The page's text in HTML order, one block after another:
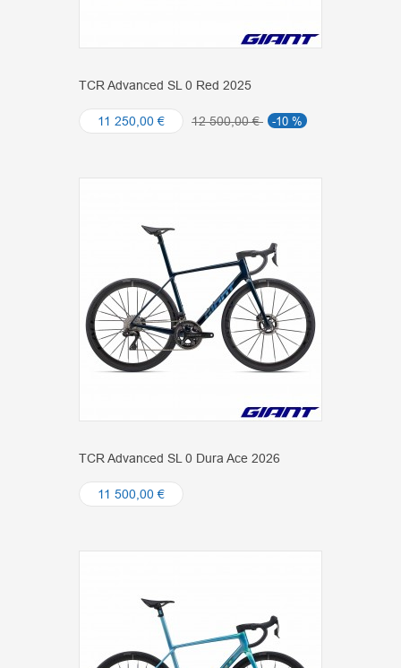
TCR Advanced SL 0 Red 2025
11 250,00 € 12 500,00 € -10 %
TCR Advanced SL 0 Dura Ace 2026
11 500,00 €